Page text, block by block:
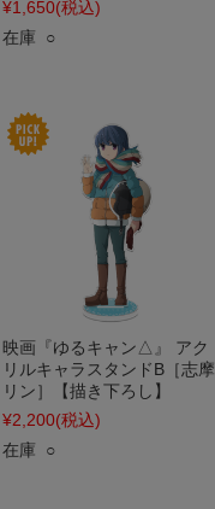
¥1,650(税込)
在庫 ○
映画『ゆるキャン△』 アク
リルキャラスタンドB［志摩
リン］【描き下ろし】
¥2,200(税込)
在庫 ○